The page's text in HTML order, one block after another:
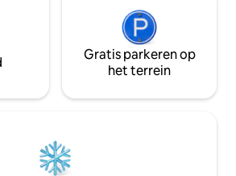
Gratis parkeren op
het terrein